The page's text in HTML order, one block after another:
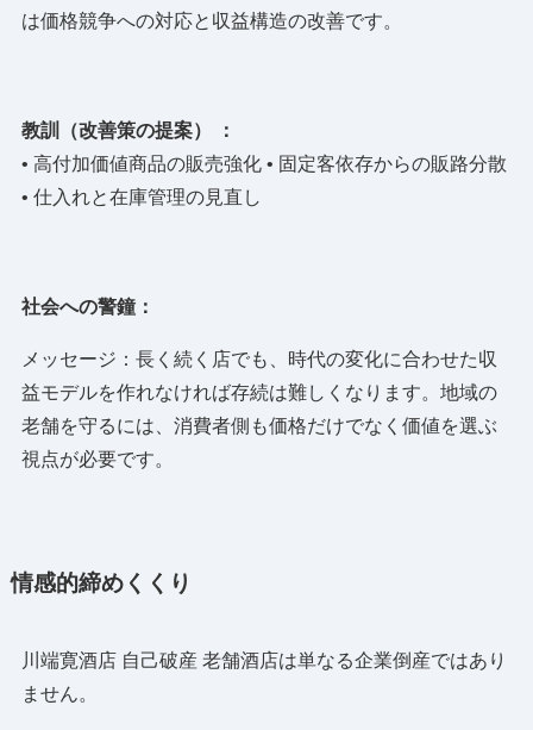
は価格競争への対応と収益構造の改善です。
教訓（改善策の提案） ：
• 高付加価値商品の販売強化 • 固定客依存からの販路分散
• 仕入れと在庫管理の見直し
社会への警鐘：
メッセージ：長く続く店でも、時代の変化に合わせた収
益モデルを作れなければ存続は難しくなります。地域の
老舗を守るには、消費者側も価格だけでなく価値を選ぶ
視点が必要です。
情感的締めくくり
川端寛酒店 自己破産 老舗酒店は単なる企業倒産ではあり
ません。